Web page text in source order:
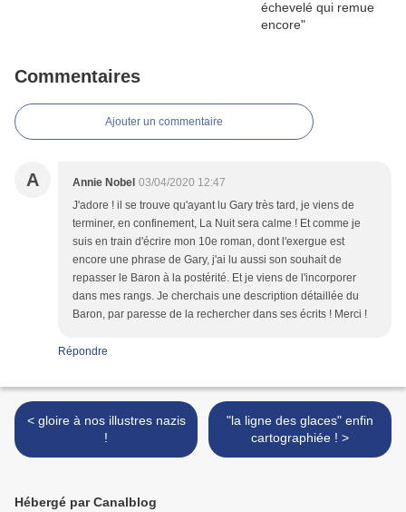
Commentaires
Ajouter un commentaire
A Annie Nobel 03/04/2020 12:47
J'adore ! il se trouve qu'ayant lu Gary très tard, je viens de
terminer, en confinement, La Nuit sera calme ! Et comme je
suis en train d'écrire mon 10e roman, dont l'exergue est
encore une phrase de Gary, j'ai lu aussi son souhait de
repasser le Baron à la postérité. Et je viens de l'incorporer
dans mes rangs. Je cherchais une description détaillée du
Baron, par paresse de la rechercher dans ses écrits ! Merci !
Répondre
< gloire à nos illustres nazis
!
"la ligne des glaces" enfin
cartographiée ! >
Hébergé par Canalblog